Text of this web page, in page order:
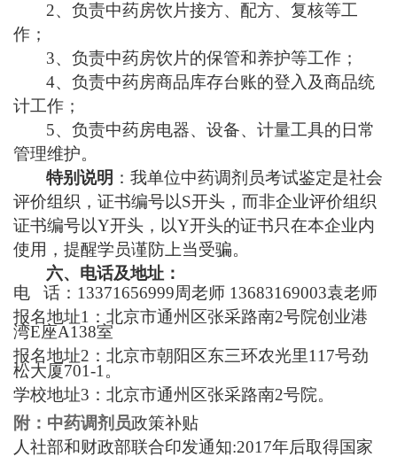
2、负责中药房饮片接方、配方、复核等工
作；
3、负责中药房饮片的保管和养护等工作；
4、负责中药房商品库存台账的登入及商品统
计工作；
5、负责中药房电器、设备、计量工具的日常
管理维护。
特别说明 ：我单位中药调剂员考试鉴定是社会
评价组织，证书编号以S开头，而非企业评价组织
证书编号以Y开头，以Y开头的证书只在本企业内
使用，提醒学员谨防上当受骗。
六、电话及地址：
电 话：13371656999周老师 13683169003袁老师
报名地址1：北京市通州区张采路南2号院创业港
湾E座A138室
报名地址2：北京市朝阳区东三环农光里117号劲
松大厦701-1。
学校地址3：北京市通州区张采路南2号院。
附：中药调剂员政策补贴
人社部和财政部联合印发通知:2017年后取得国家